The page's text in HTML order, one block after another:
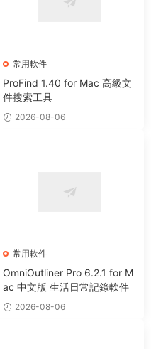
常用軟件
ProFind 1.40 for Mac 高級文
件搜索工具
2026-08-06
常用軟件
OmniOutliner Pro 6.2.1 for M
ac 中文版 生活日常記錄軟件
2026-08-06